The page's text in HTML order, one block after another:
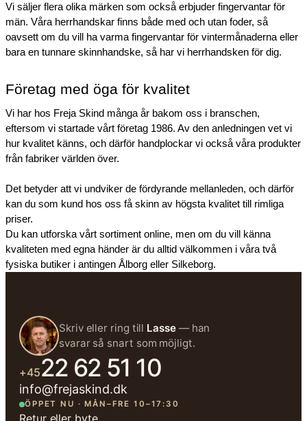
Vi säljer flera olika märken som också erbjuder fingervantar för
män. Våra herrhandskar finns både med och utan foder, så
oavsett om du vill ha varma fingervantar för vintermånaderna eller
bara en tunnare skinnhandske, så har vi herrhandsken för dig.
Företag med öga för kvalitet
Vi har hos Freja Skind många år bakom oss i branschen,
eftersom vi startade vårt företag 1986. Av den anledningen vet vi
hur kvalitet känns, och därför handplockar vi också våra produkter
från fabriker världen över.
Det betyder att vi undviker de fördyrande mellanleden, och därför
kan du som kund hos oss få skinn av högsta kvalitet till rimliga
priser.
Du kan utforska vårt sortiment online, men om du vill känna
kvaliteten med egna händer är du alltid välkommen i våra två
fysiska butiker i antingen Ålborg eller Silkeborg.
Skriv eller ring till Lasse— han
svarar så snart som möjligt.
+4522 62 51 10
info@frejaskind.dk
ÖPPET NU · MÅN–FRE 10–17:30